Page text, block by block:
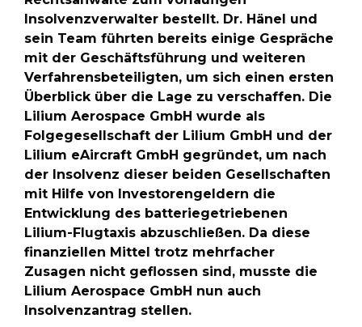
Insolvenzverwalter bestellt. Dr. Hänel und
sein Team führten bereits einige Gespräche
mit der Geschäftsführung und weiteren
Verfahrensbeteiligten, um sich einen ersten
Überblick über die Lage zu verschaffen. Die
Lilium Aerospace GmbH wurde als
Folgegesellschaft der Lilium GmbH und der
Lilium eAircraft GmbH gegründet, um nach
der Insolvenz dieser beiden Gesellschaften
mit Hilfe von Investorengeldern die
Entwicklung des batteriegetriebenen
Lilium-Flugtaxis abzuschließen. Da diese
finanziellen Mittel trotz mehrfacher
Zusagen nicht geflossen sind, musste die
Lilium Aerospace GmbH nun auch
Insolvenzantrag stellen.